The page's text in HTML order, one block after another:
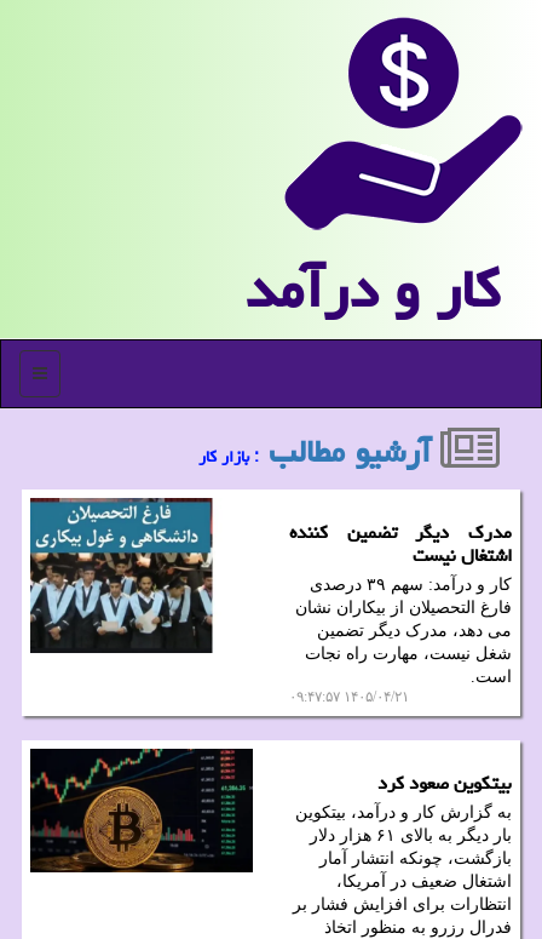
كار و درآمد
منو
آرشیو مطالب : بازار كار
مدرک دیگر تضمین کننده
اشتغال نیست
کار و درآمد: سهم ۳۹ درصدی
فارغ التحصیلان از بیکاران نشان
می دهد، مدرک دیگر تضمین
شغل نیست، مهارت راه نجات
است.
۱۴۰۵/۰۴/۲۱ ۰۹:۴۷:۵۷
بیتکوین صعود کرد
به گزارش کار و درآمد، بیتکوین
بار دیگر به بالای ۶۱ هزار دلار
بازگشت، چونکه انتشار آمار
اشتغال ضعیف در آمریکا،
انتظارات برای افزایش فشار بر
فدرال رزرو به منظور اتخاذ